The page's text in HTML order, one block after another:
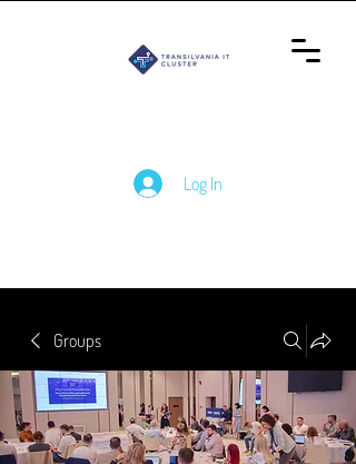
Log In
Groups